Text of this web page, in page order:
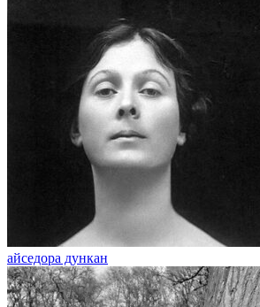
айседора дункан